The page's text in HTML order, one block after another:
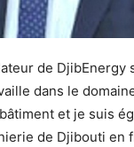
de DjibEnergy
dans le
et je suis
de Djibouti en